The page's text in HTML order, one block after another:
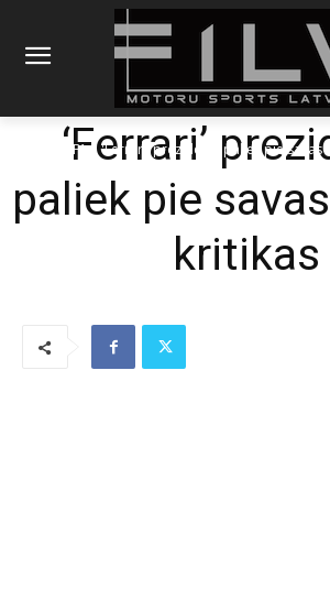
F1 'Ferrari' prezidents paliek pie savas
‘Ferrari’
paliek pie
kritikas